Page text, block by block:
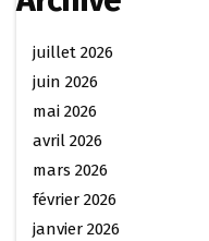
juillet 2026
juin 2026
mai 2026
avril 2026
mars 2026
février 2026
janvier 2026